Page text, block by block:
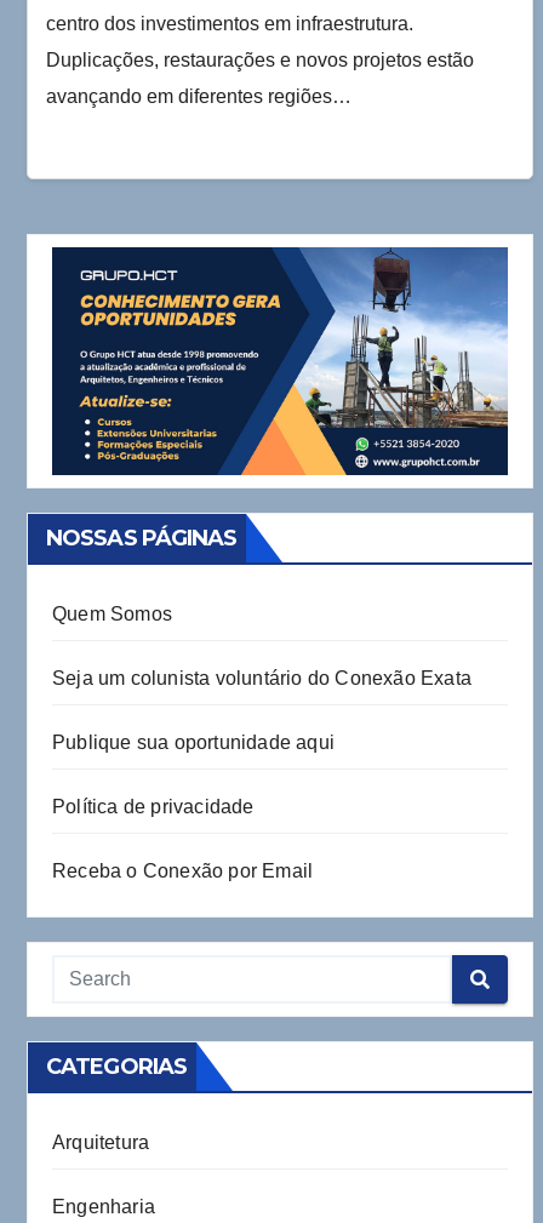
centro dos investimentos em infraestrutura.
Duplicações, restaurações e novos projetos estão
avançando em diferentes regiões…
NOSSAS PÁGINAS
Quem Somos
Seja um colunista voluntário do Conexão Exata
Publique sua oportunidade aqui
Política de privacidade
Receba o Conexão por Email
CATEGORIAS
Arquitetura
Engenharia